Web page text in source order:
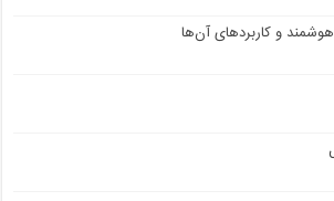
و کاربردهای آن‌ها